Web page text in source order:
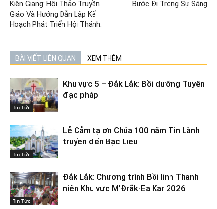
Kiên Giang: Hội Thảo Truyền
Giáo Và Hướng Dẫn Lập Kế
Hoạch Phát Triển Hội Thánh.
Bước Đi Trong Sự Sáng
BÀI VIẾT LIÊN QUAN XEM THÊM
Tin Tức
Khu vực 5 – Đắk Lắk: Bồi dưỡng Tuyên
đạo pháp
Tin Tức
Lễ Cảm tạ ơn Chúa 100 năm Tin Lành
truyền đến Bạc Liêu
Tin Tức
Đắk Lắk: Chương trình Bồi linh Thanh
niên Khu vực M’Đrắk-Ea Kar 2026